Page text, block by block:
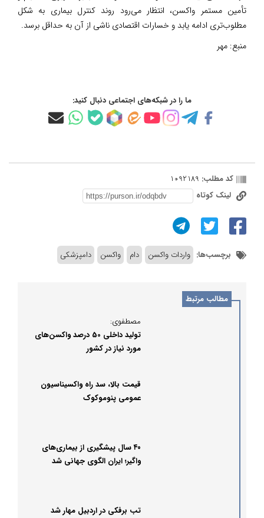
تأمین مستمر واکسن، انتظار می‌رود روند کنترل بیماری به شکل
مطلوب‌تری ادامه یابد و خسارات اقتصادی ناشی از آن به حداقل برسد.
منبع: مهر
ما را در شبکه‌های اجتماعی دنبال کنید:
کد مطلب: 1092189
لینک کوتاه
برچسب‌ها: واردات واکسن دام واکسن دامپزشکی
مطالب مرتبط
مصطفوی:
تولید داخلی 50 درصد واکسن‌های
مورد نیاز در کشور
قیمت بالا، سد راه واکسیناسیون
عمومی پنوموکوک
۴۰ سال پیشگیری از بیماری‌های
واگیر؛ ایران الگوی جهانی شد
تب برفکی در اردبیل مهار شد